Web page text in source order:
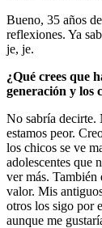
Bueno, 35 años
reflexiones. Ya
je, je.
¿Qué crees que
generación y los
No sabría decirte.
estamos peor.
los chicos se ve
adolescentes que
ver más. También
valor. Mis
otros los sigo por
aunque me